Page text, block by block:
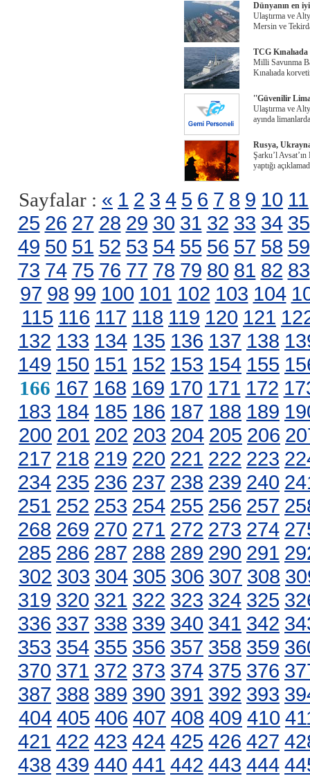
Dünyanın en
Ulaştırma ve
Mersin ve
TCG
Milli Savunma
Kınalıada
''Güvenilir
Ulaştırma ve
ayında
Rusya,
Şarku’l Avsat’ın
yaptığı
Sayfalar : « 1 2 3 4 5 6 7 8 9 10 11
25 26 27 28 29 30 31 32 33 34 35
49 50 51 52 53 54 55 56 57 58 59
73 74 75 76 77 78 79 80 81 82 83
97 98 99 100 101 102 103 104
115 116 117 118 119 120 121
132 133 134 135 136 137 138
149 150 151 152 153 154 155
166 167 168 169 170 171 172
183 184 185 186 187 188 189
200 201 202 203 204 205 206
217 218 219 220 221 222 223
234 235 236 237 238 239 240
251 252 253 254 255 256 257
268 269 270 271 272 273 274
285 286 287 288 289 290 291
302 303 304 305 306 307 308
319 320 321 322 323 324 325
336 337 338 339 340 341 342
353 354 355 356 357 358 359
370 371 372 373 374 375 376
387 388 389 390 391 392 393
404 405 406 407 408 409 410
421 422 423 424 425 426 427
438 439 440 441 442 443 444